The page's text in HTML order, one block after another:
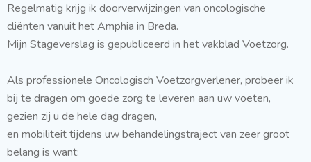
Regelmatig krijg ik doorverwijzingen van oncologische
cliënten vanuit het Amphia in Breda.
Mijn Stageverslag is gepubliceerd in het vakblad Voetzorg.
Als professionele Oncologisch Voetzorgverlener, probeer ik
bij te dragen om goede zorg te leveren aan uw voeten,
gezien zij u de hele dag dragen,
en mobiliteit tijdens uw behandelingstraject van zeer groot
belang is want: